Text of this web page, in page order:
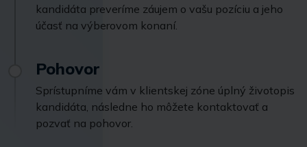
kandidáta preveríme záujem o vašu pozíciu a jeho
účasť na výberovom konaní.
Pohovor
Sprístupníme vám v klientskej zóne úplný životopis
kandidáta, následne ho môžete kontaktovať a
pozvať na pohovor.